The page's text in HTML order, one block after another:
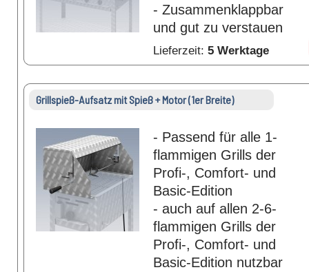
- Zusammenklappbar
und gut zu verstauen
Lieferzeit: 5 Werktage
Grillspieß-Aufsatz mit Spieß + Motor (1er Breite)
- Passend für alle 1-
flammigen Grills der
Profi-, Comfort- und
Basic-Edition
- auch auf allen 2-6-
flammigen Grills der
Profi-, Comfort- und
Basic-Edition nutzbar